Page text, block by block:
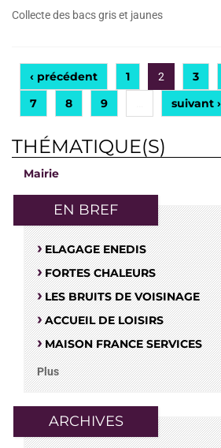
Collecte des bacs gris et jaunes
‹ précédent 1 2 3
7
8 9 suivant ›
THÉMATIQUE(S)
Mairie
EN BREF
ELAGAGE ENEDIS
FORTES CHALEURS
LES BRUITS DE VOISINAGE
ACCUEIL DE LOISIRS
MAISON FRANCE SERVICES
Plus
ARCHIVES